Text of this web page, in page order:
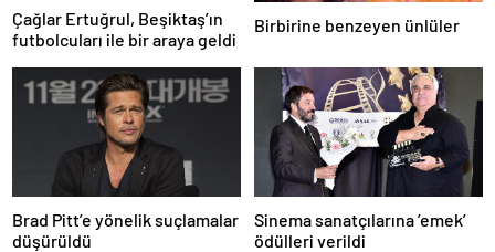
Çağlar Ertuğrul, Beşiktaş’ın
futbolcuları ile bir araya geldi
Birbirine benzeyen ünlüler
Brad Pitt’e yönelik suçlamalar
düşürüldü
Sinema sanatçılarına ’emek’
ödülleri verildi